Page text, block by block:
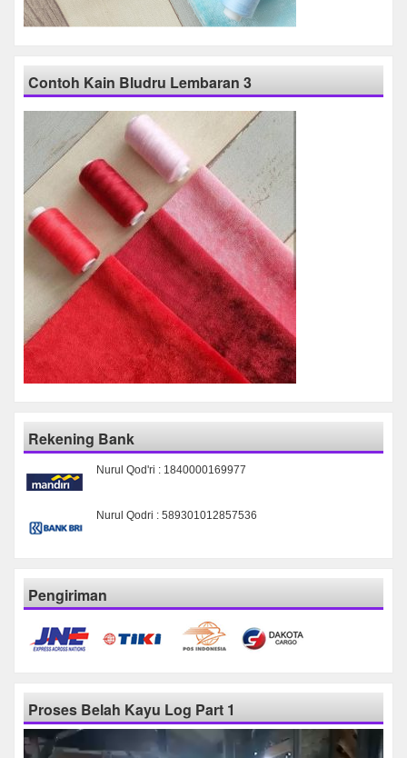
Contoh Kain Bludru Lembaran 3
Rekening Bank
Nurul Qod'ri : 1840000169977
Nurul Qodri : 589301012857536
Pengiriman
Proses Belah Kayu Log Part 1
Pemutar
Video